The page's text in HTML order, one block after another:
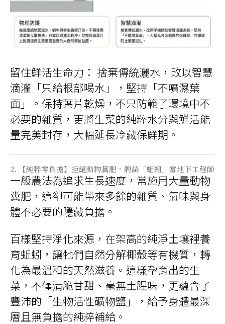
留住鮮活生命力： 捨棄傳統灑水，改以智慧
滴灌「只給根部喝水」，堅持「不噴濕葉
面」。保持葉片乾燥，不只防範了環境中不
必要的雜質，更將生菜的純粹水分與鮮活能
量完美封存，大幅延長冷藏保鮮期。
2. 【純粹零負擔】拒絕動物糞肥，聘請「蚯蚓」當地下工程師
一般農法為追求生長速度，常施用大量動物
糞肥，這卻可能帶來多餘的雜質、氣味與身
體不必要的隱藏負擔。
百樣堅持淨化來源，在架高的純淨土壤裡養
育蚯蚓，讓牠們自然分解椰殼等有機質，轉
化為最溫和的天然滋養。這樣孕育出的生
菜，不僅清脆甘甜、毫無土腥味，更蘊含了
豐沛的「生物活性礦物鹽」，給予身體最深
層且無負擔的純粹補給。